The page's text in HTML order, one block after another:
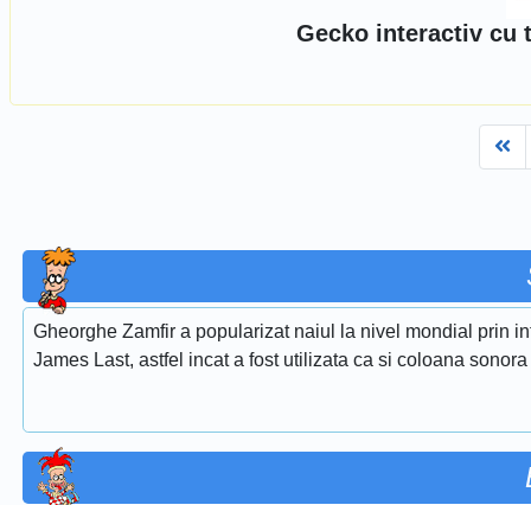
Gecko interactiv cu
Gheorghe Zamfir a popularizat naiul la nivel mondial prin
James Last, astfel incat a fost utilizata ca si coloana